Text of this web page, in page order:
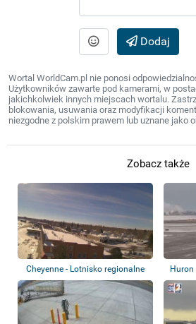
Dodaj
Wortal WorldCam.pl nie ponosi
Użytkowników zawarte pod kamerami, w
jakichkolwiek innych miejscach wortalu.
blokowania, usuwania oraz modyfikacji
niezgodne z polskim prawem lub uznane jako
Zobacz także
Cheyenne - Lotnisko regionalne